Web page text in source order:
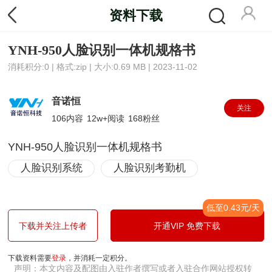
资料下载
YNH-950人脸识别一体机规格书
消耗积分:0 |格式:zip | 大小:0.69 MB |2023-11-02
音诺恒
106内容 12w+阅读 168粉丝
关注
YNH-950人脸识别一体机规格书
人脸识别系统 人脸识别考勤机
下载并关注上传者
低至0.43元/天
开通VIP 免费下载
下载资料需要登录 ，并消耗一定积分。
声明：本文内容及配图由入驻作者撰写或者入驻合作网站授权转